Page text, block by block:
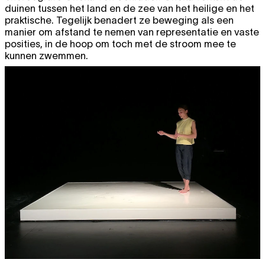
duinen tussen het land en de zee van het heilige en het
praktische. Tegelijk benadert ze beweging als een
manier om afstand te nemen van representatie en vaste
posities, in de hoop om toch met de stroom mee te
kunnen zwemmen.